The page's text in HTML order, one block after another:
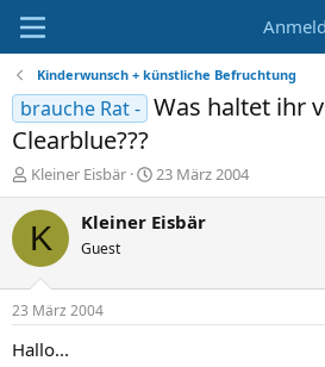
Kinderwunsch + künstliche Befruchtung
brauche Rat - Was haltet ihr
Clearblue???
E
r
s
e
r
Kleiner Eisbär
E
r
s
t
23 März 2004
K Kleiner Eisbär
Guest
23 März 2004
Hallo...